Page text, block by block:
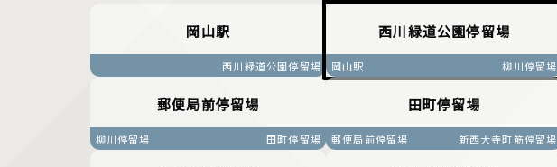
岡山駅
西川緑道公園停留場
西川緑道公園停留場
岡山駅 柳川停留場
郵便局前停留場
柳川停留場 田町停留場
田町停留場
郵便局前停留場 新西大寺町筋停留場